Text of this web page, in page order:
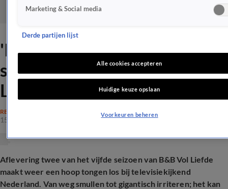
'Irritatie voel je door het
scherm heen' bij B&B Vol
Liefde
REALITY
15 juli 2025, 21:09
Aflevering twee van het vijfde seizoen van B&B Vol Liefde
maakt weer een hoop tongen los bij televisiekijkend
Nederland. Van weg smullen tot gigantisch irriteren; het kan
Marketing & Social media
Derde partijen lijst
Alle cookies accepteren
Huidige keuze opslaan
Voorkeuren beheren